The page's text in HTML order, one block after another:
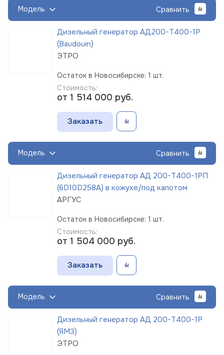
Модель Сравнить
Дизельный генератор АД200-Т400-1Р
(Baudouin)
ЭТРО
Остаток в Новосибирске: 1 шт.
Стоимость:
от 1 514 000 руб.
Заказать
Модель Сравнить
Дизельный генератор АД 200-Т400-1РП
(6D10D258A) в кожухе/под капотом
АРГУС
Остаток в Новосибирске: 1 шт.
Стоимость:
от 1 504 000 руб.
Заказать
Модель Сравнить
Дизельный генератор АД 200-Т400-1Р
(ЯМЗ)
ЭТРО